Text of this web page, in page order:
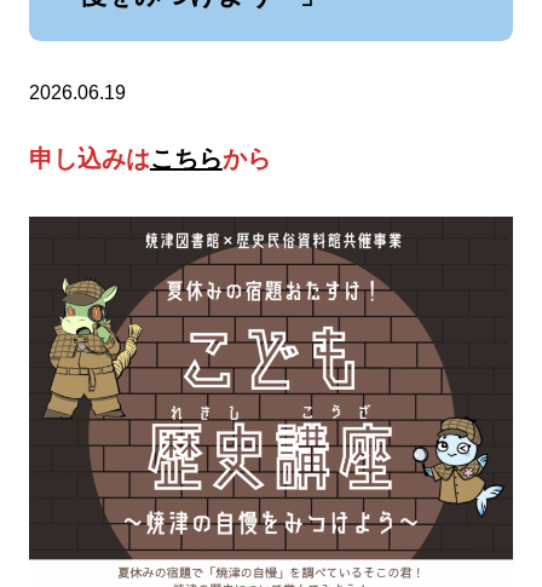
2026.06.19
申し込みはこちらから